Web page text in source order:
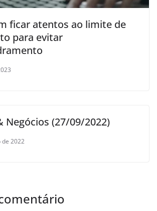
ficar atentos ao limite de
para evitar
Negócios (27/09/2022)
de 2022